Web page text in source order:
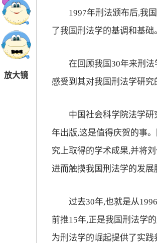
放大镜
1997年刑法颁布后,我国
了我国刑法学的基调和基础
在回顾我国30年来刑法
感受到其对我国刑法学研究
中国社会科学院法学研究
年出版,这是值得庆贺的事
究上取得的学术成果,并将
进而触摸我国刑法学的发展
过去30年,也就是从1996
前推15年,正是我国刑法学
为刑法学的崛起提供了实